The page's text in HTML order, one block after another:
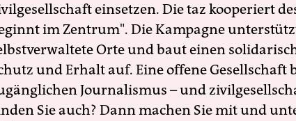
einsetzen. Die taz kooperiert
im Zentrum". Die Kampagne
Orte und baut einen
und Erhalt auf. Eine offene
Journalismus – und
Sie auch? Dann machen Sie mit und